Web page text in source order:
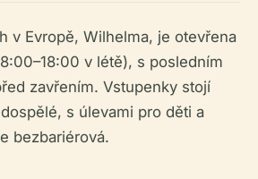
v Evropě, Wilhelma, je otevřena
v létě), s posledním
zavřením. Vstupenky stojí
s úlevami pro děti a
bezbariérová.